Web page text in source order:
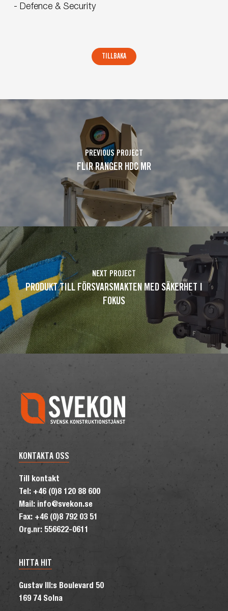
- Defence & Security
PREVIOUS PROJECT
FLIR RANGER HDC MR
NEXT PROJECT
PRODUKT TILL FÖRSVARSMAKTEN MED SÄKERHET I
FOKUS
KONTAKTA OSS
Till kontakt
Tel: +46 (0)8 120 88 600
Mail: info@svekon.se
Fax: +46 (0)8 792 03 51
Org.nr: 556622-0611
HITTA HIT
Gustav III:s Boulevard 50
169 74 Solna